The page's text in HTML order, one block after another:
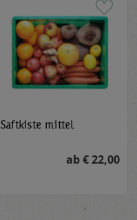
Saftkiste mittel
ab € 22,00